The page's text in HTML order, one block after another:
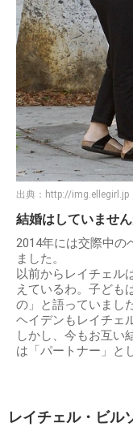
出典： http://img.ellegirl.jp
結婚はしていませ
2014年には交際中の
ました。
以前からレイチェル
えているわ。子ども
の」と語っていました
ヘイデンもレイチェ
しかし、今もお互い
は「パートナー」と
レイチェル・ビル